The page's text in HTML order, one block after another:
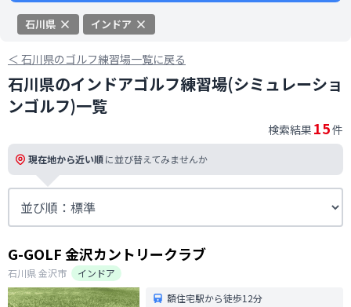
石川県 インドア
＜ 石川県のゴルフ練習場一覧に戻る
石川県のインドアゴルフ練習場(シミュレーショ
ンゴルフ)一覧
検索結果 15件
現在地から近い順に並び替えてみませんか
G-GOLF 金沢カントリークラブ
石川県金沢市
インドア
額住宅駅から徒歩12分